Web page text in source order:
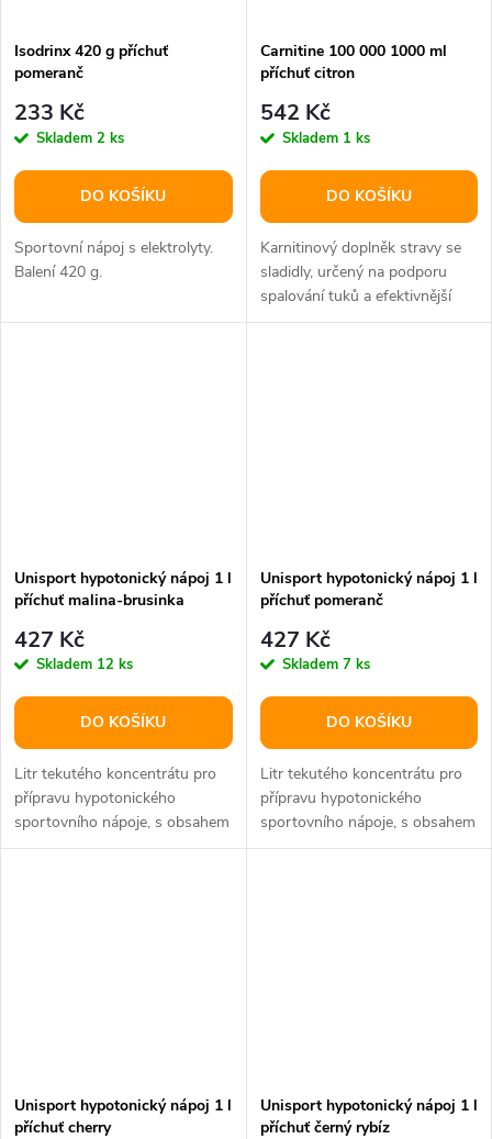
Isodrinx 420 g příchuť
pomeranč
233 Kč
Skladem 2 ks
DO KOŠÍKU
Sportovní nápoj s elektrolyty.
Balení 420 g.
Carnitine 100 000 1000 ml
příchuť citron
542 Kč
Skladem 1 ks
DO KOŠÍKU
Karnitinový doplněk stravy se
sladidly, určený na podporu
spalování tuků a efektivnější
využívání zásobních tuků.
Unisport hypotonický nápoj 1 l
příchuť malina-brusinka
427 Kč
Skladem 12 ks
DO KOŠÍKU
Litr tekutého koncentrátu pro
přípravu hypotonického
sportovního nápoje, s obsahem
L-karnitinu, L-alaninu a taurinu.
Unisport hypotonický nápoj 1 l
příchuť pomeranč
427 Kč
Skladem 7 ks
DO KOŠÍKU
Litr tekutého koncentrátu pro
přípravu hypotonického
sportovního nápoje, s obsahem
L-karnitinu, L-alaninu a taurinu.
Unisport hypotonický nápoj 1 l
příchuť cherry
Unisport hypotonický nápoj 1 l
příchuť černý rybíz